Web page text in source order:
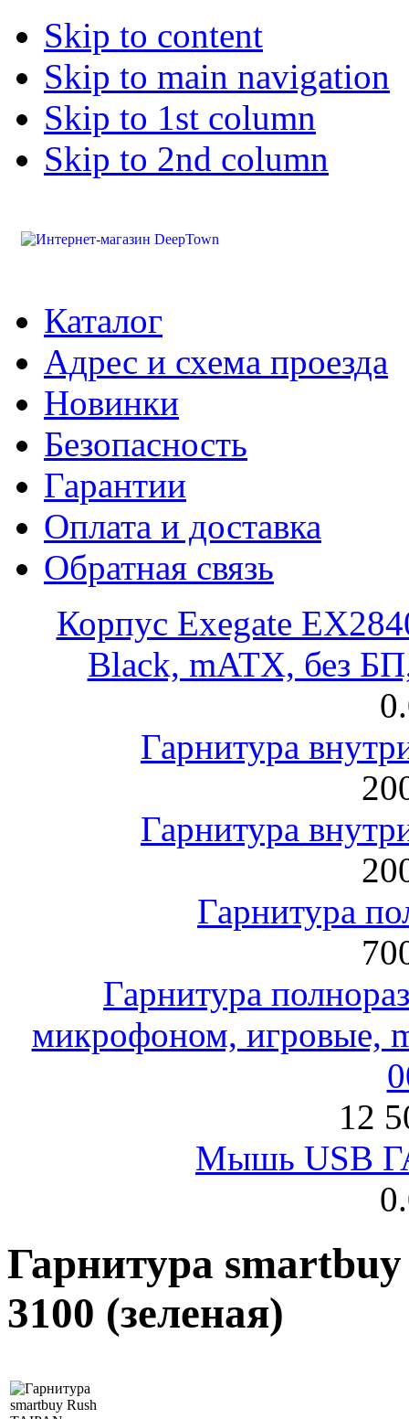
Skip to content
Skip to main navigation
Skip to 1st column
Skip to 2nd column
Каталог
Адрес и схема проезда
Новинки
Безопасность
Гарантии
Оплата и доставка
Обратная связь
Корпус Exegate
Black, mATX, без
Гарнитура
Гарнитура
Гарнитура
Гарнитура
микрофоном, игровые,
12
Мышь USB
Гарнитура
3100 (зеленая)